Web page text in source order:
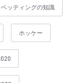
ベッティングの知識
ホッケー